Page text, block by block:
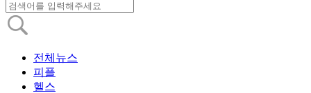
전체뉴스
피플
헬스